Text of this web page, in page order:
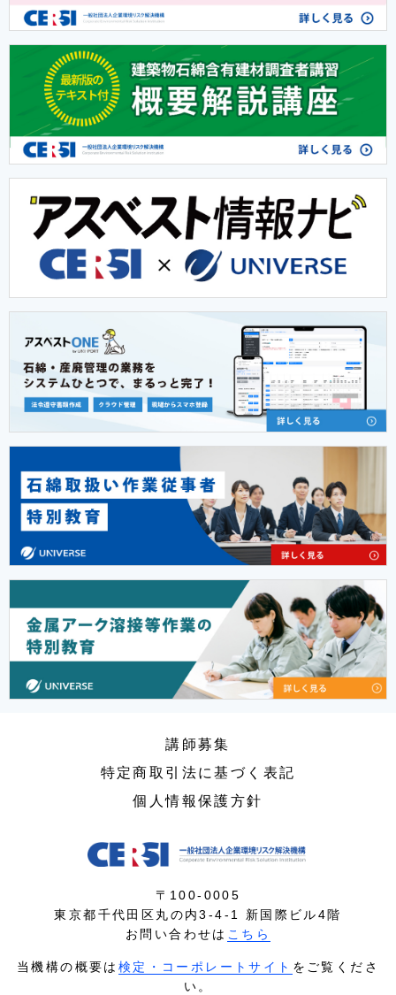
講師募集
特定商取引法に基づく表記
個人情報保護方針
〒100-0005
東京都千代田区丸の内3-4-1 新国際ビル4階
お問い合わせは こちら
当機構の概要は 検定・コーポレートサイト をご覧くださ
い。